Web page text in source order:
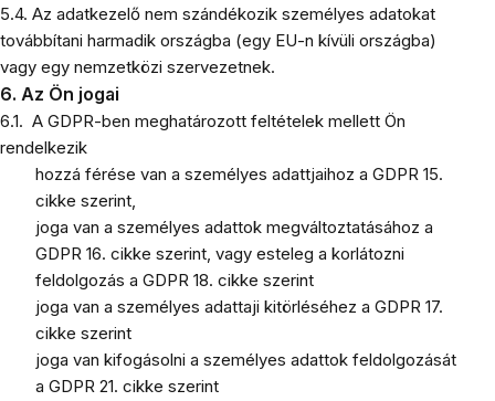
5.4. Az adatkezelő nem szándékozik személyes adatokat
továbbítani harmadik országba (egy EU-n kívüli országba)
vagy egy nemzetközi szervezetnek.
6. Az Ön jogai
6.1. A GDPR-ben meghatározott feltételek mellett Ön
rendelkezik
hozzá férése van a személyes adattjaihoz a GDPR 15.
cikke szerint,
joga van a személyes adattok megváltoztatásához a
GDPR 16. cikke szerint, vagy esteleg a korlátozni
feldolgozás a GDPR 18. cikke szerint
joga van a személyes adattaji kitörléséhez a GDPR 17.
cikke szerint
joga van kifogásolni a személyes adattok feldolgozását
a GDPR 21. cikke szerint